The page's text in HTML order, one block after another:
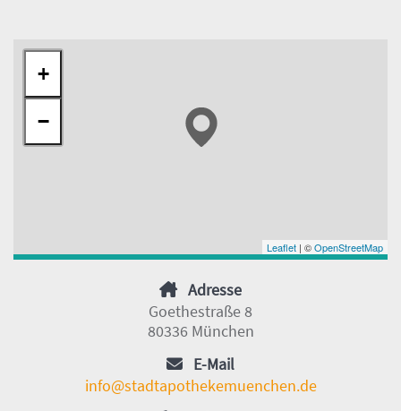
+
−
Leaflet | ©OpenStreetMap
Adresse
Goethestraße 8
80336 München
E-Mail
info@stadtapothekemuenchen.de